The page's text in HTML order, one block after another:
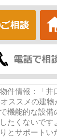
件情報：「井
ススメの建
機能的な設備
たくないです
とサポート